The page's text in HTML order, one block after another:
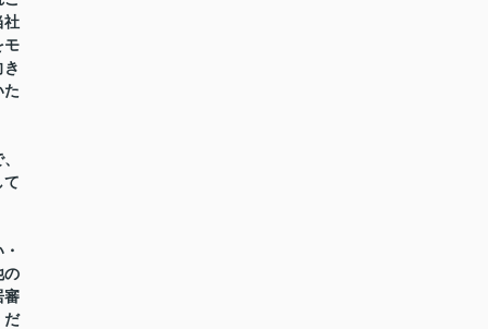
社
モ
た
て
の
審
だ